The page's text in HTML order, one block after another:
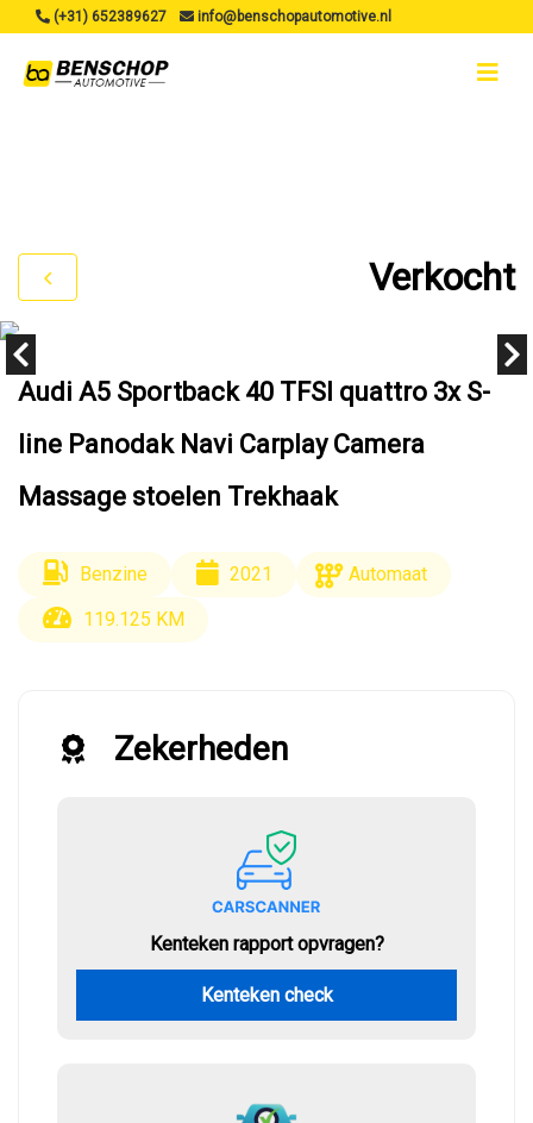
(+31) 652389627 info@benschopautomotive.nl
Verkocht
Audi A5 Sportback 40 TFSI quattro 3x S-
line Panodak Navi Carplay Camera
Massage stoelen Trekhaak
Benzine 2021
Automaat
119.125 KM
Zekerheden
Kenteken rapport opvragen?
Kenteken check